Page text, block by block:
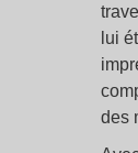
lui
des